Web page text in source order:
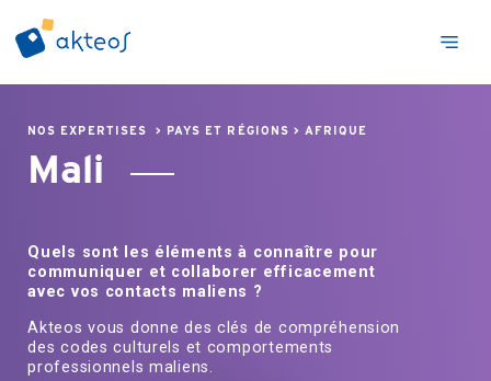
NOS EXPERTISES > PAYS ET RÉGIONS >AFRIQUE
Mali
Quels sont les éléments à connaître pour
communiquer et collaborer efficacement
avec vos contacts maliens ?
Akteos vous donne des clés de compréhension
des codes culturels et comportements
professionnels maliens.